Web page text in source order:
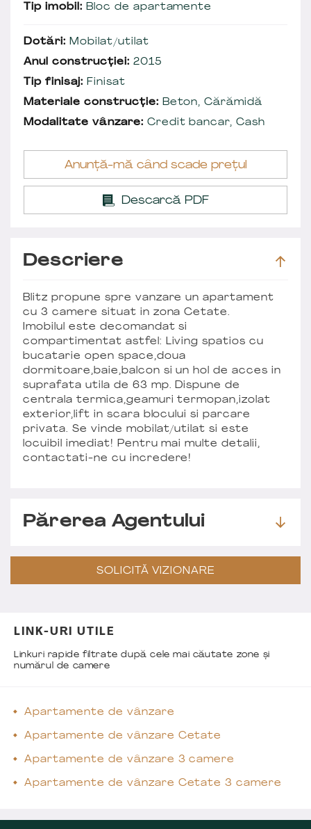
Tip imobil: Bloc de apartamente
Dotări: Mobilat/utilat
Anul construcției: 2015
Tip finisaj: Finisat
Materiale construcție: Beton, Cărămidă
Modalitate vânzare: Credit bancar, Cash
Anunță-mă când scade prețul
Descarcă PDF
Descriere
Blitz propune spre vanzare un apartament
cu 3 camere situat in zona Cetate.
Imobilul este decomandat si
compartimentat astfel: Living spatios cu
bucatarie open space,doua
dormitoare,baie,balcon si un hol de acces in
suprafata utila de 63 mp. Dispune de
centrala termica,geamuri termopan,izolat
exterior,lift in scara blocului si parcare
privata. Se vinde mobilat/utilat si este
locuibil imediat! Pentru mai multe detalii,
contactati-ne cu incredere!
Părerea Agentului
SOLICITĂ VIZIONARE
LINK-URI UTILE
Linkuri rapide filtrate după cele mai căutate zone și
numărul de camere
Apartamente de vânzare
Apartamente de vânzare Cetate
Apartamente de vânzare 3 camere
Apartamente de vânzare Cetate 3 camere